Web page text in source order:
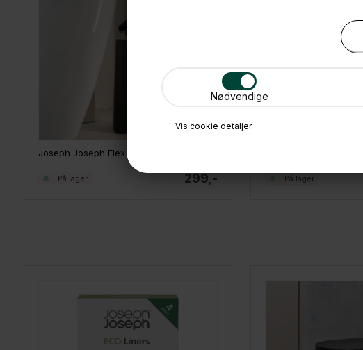
Nødvendige
Vis cookie detaljer
299,-
På lager På lager